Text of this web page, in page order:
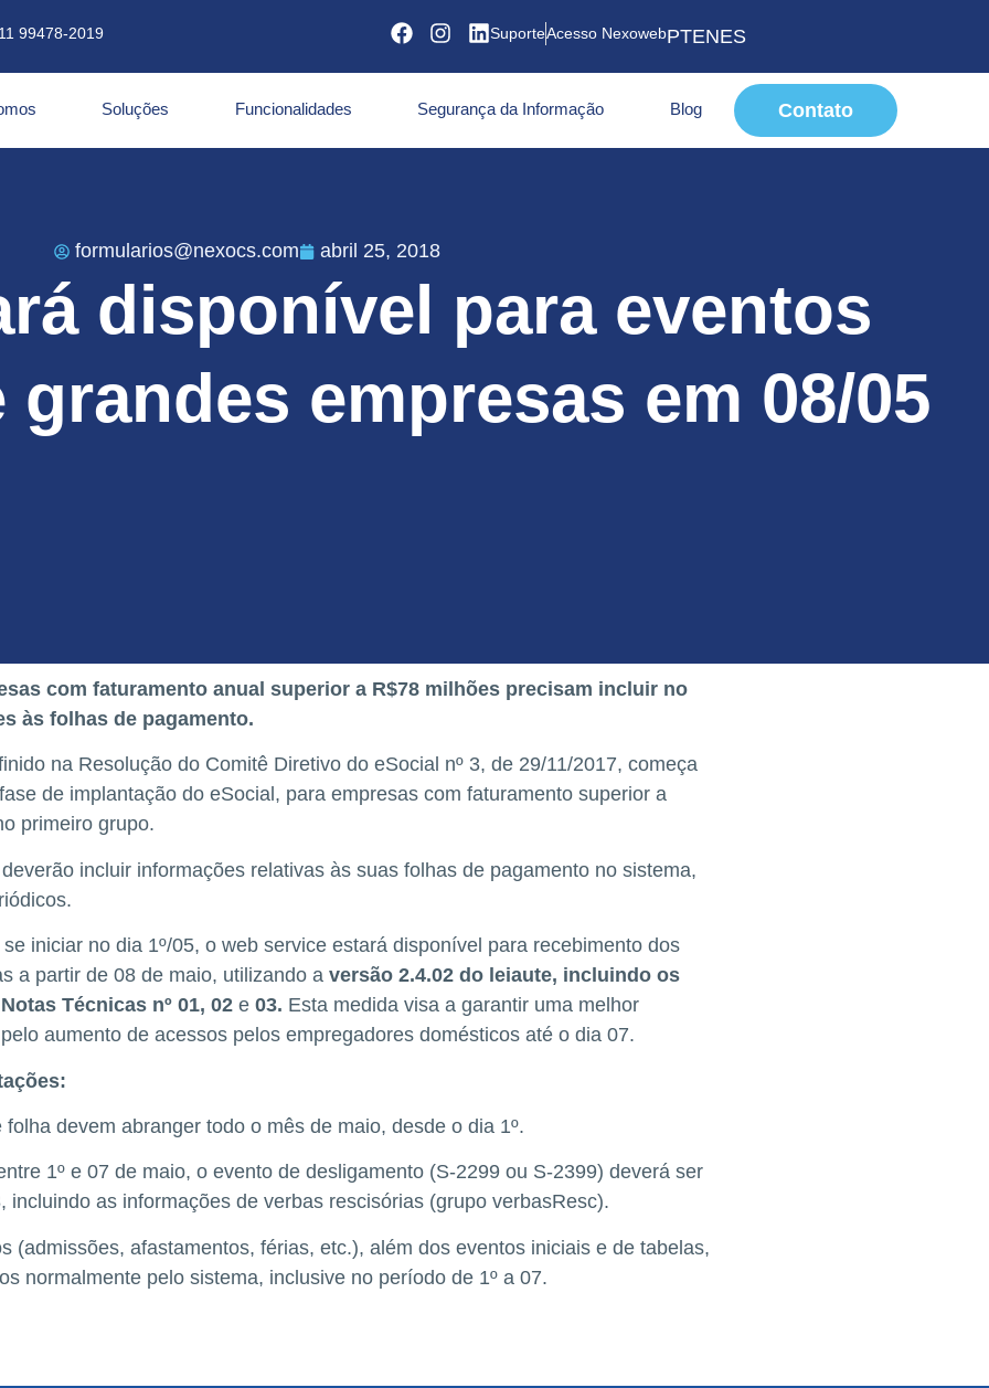
99478-2019 SuporteAcesso NexowebPTENES
Soluções Funcionalidades Segurança da Informação Blog Contato
formularios@nexocs.com abril 25, 2018
disponível para eventos
empresas em 08/05
com faturamento anual superior a R$78 milhões precisam incluir no
às folhas de pagamento.
na Resolução do Comitê Diretivo do eSocial nº 3, de 29/11/2017, começa
de implantação do eSocial, para empresas com faturamento superior a
primeiro grupo.
incluir informações relativas às suas folhas de pagamento no sistema,
iniciar no dia 1º/05, o web service estará disponível para recebimento dos
a partir de 08 de maio, utilizando a versão 2.4.02 do leiaute, incluindo os
Técnicas nº 01, 02 e 03. Esta medida visa a garantir uma melhor
aumento de acessos pelos empregadores domésticos até o dia 07.
devem abranger todo o mês de maio, desde o dia 1º.
1º e 07 de maio, o evento de desligamento (S-2299 ou S-2399) deverá ser
incluindo as informações de verbas rescisórias (grupo verbasResc).
(admissões, afastamentos, férias, etc.), além dos eventos iniciais e de tabelas,
normalmente pelo sistema, inclusive no período de 1º a 07.